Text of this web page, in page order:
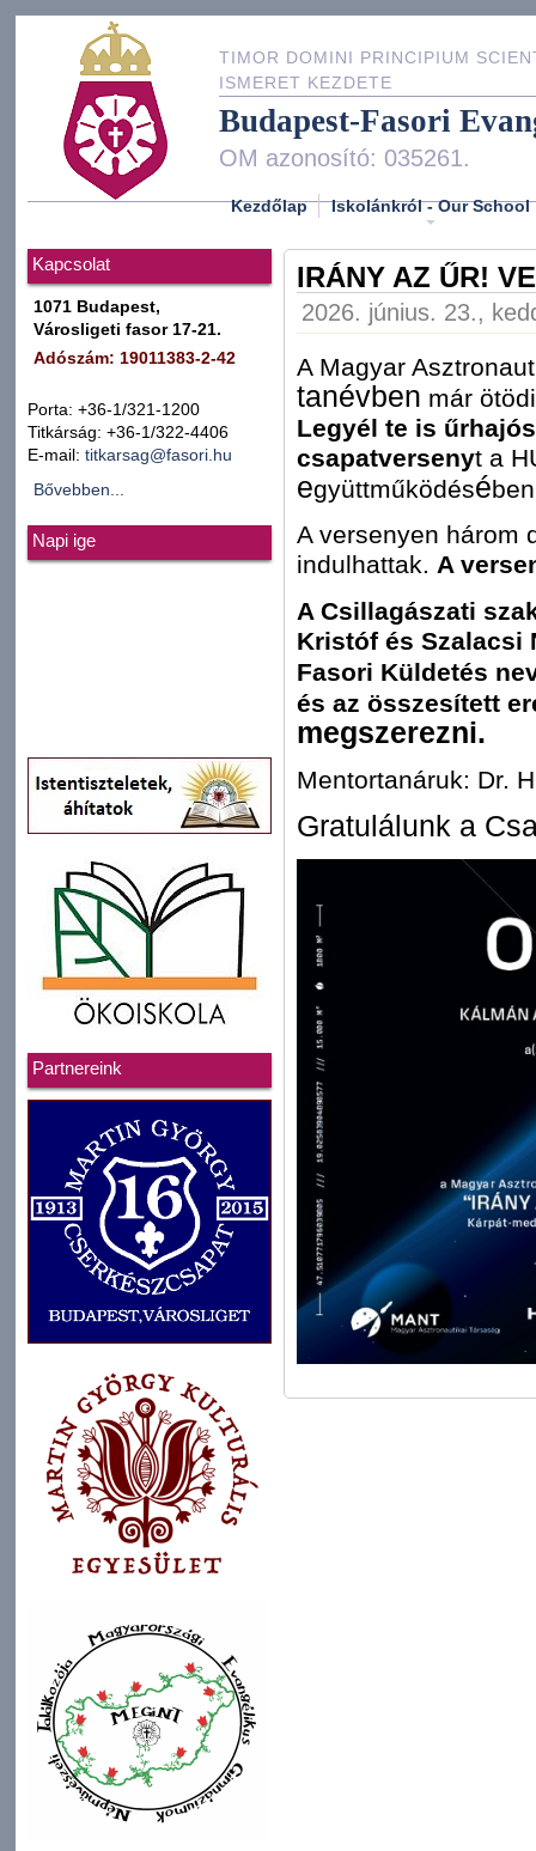
TIMOR DOMINI PRINCIPIUM
ISMERET KEZDETE
Budapest-Fasori
OM azonosító: 035261.
Kezdőlap Iskolánkról - Our School
Kapcsolat
1071 Budapest,
Városligeti fasor 17-21.
Adószám: 19011383-2-42
Porta: +36-1/321-1200
Titkárság: +36-1/322-4406
E-mail: titkarsag@fasori.hu
Bővebben...
Napi ige
Partnereink
IRÁNY AZ ŰR!
2026. június. 23.,
A Magyar
tanévben már
Legyél te is
csapatversenyt a
együttműködésé
A versenyen három
indulhattak. A
A Csillagászati
Kristóf és Szalacsi
Fasori Küldetés
és az összesített
megszerezni.
Mentortanáruk: Dr.
Gratulálunk a